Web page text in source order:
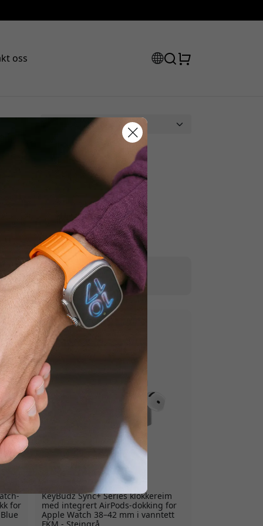
oss
armbånd | Nøkkelringholder
AirPods
for
KeyBudz Sync+ Series klokkereim
med integrert AirPods-dokking for
Apple Watch 38–42 mm i vanntett
FKM - Steingrå
for å få 15% rabatt.